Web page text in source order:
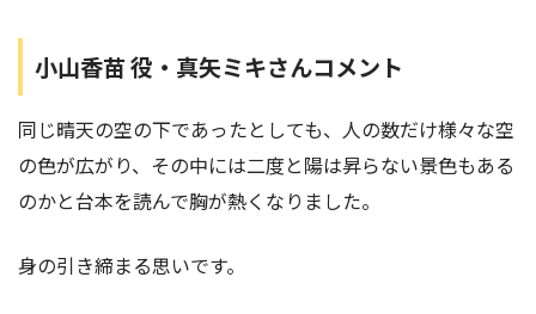
小山香苗 役・真矢ミキさんコメント
同じ晴天の空の下であったとしても、人の数だけ様々な空
の色が広がり、その中には二度と陽は昇らない景色もある
のかと台本を読んで胸が熱くなりました。
身の引き締まる思いです。